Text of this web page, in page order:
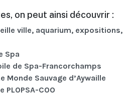
on peut ainsi découvrir :
ville, aquarium, expositions,
Spa
de Spa-Francorchamps
Monde Sauvage d’Aywaille
PLOPSA-COO